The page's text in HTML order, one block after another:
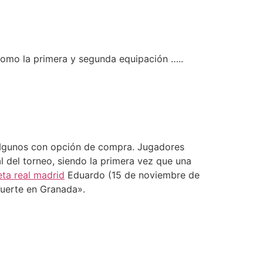
la primera y segunda equipación …..
con opción de compra. Jugadores
torneo, siendo la primera vez que una
real madrid Eduardo (15 de noviembre de
en Granada».